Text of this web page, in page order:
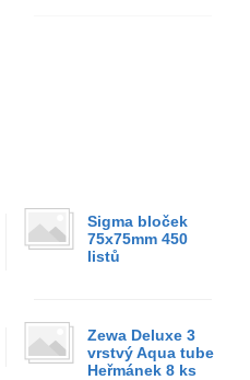
Sigma bloček
75x75mm 450
listů
Zewa Deluxe 3
vrstvý Aqua tube
Heřmánek 8 ks